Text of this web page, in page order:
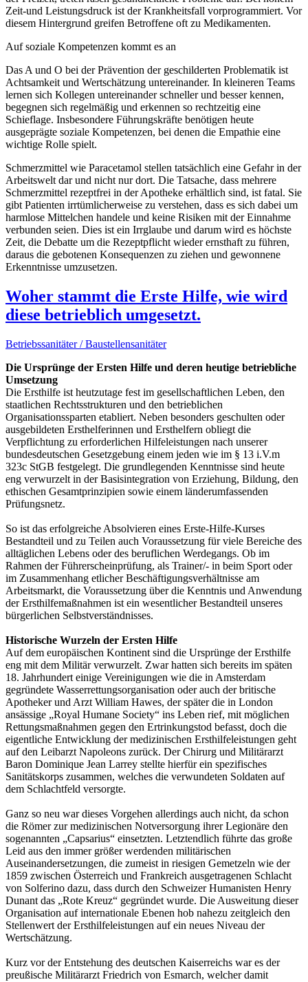
Zeit-und Leistungsdruck ist der Krankheitsfall vorprogrammiert. Vor
diesem Hintergrund greifen Betroffene oft zu Medikamenten.
Auf soziale Kompetenzen kommt es an
Das A und O bei der Prävention der geschilderten Problematik ist
Achtsamkeit und Wertschätzung untereinander. In kleineren Teams
lernen sich Kollegen untereinander schneller und besser kennen,
begegnen sich regelmäßig und erkennen so rechtzeitig eine
Schieflage. Insbesondere Führungskräfte benötigen heute
ausgeprägte soziale Kompetenzen, bei denen die Empathie eine
wichtige Rolle spielt.
Schmerzmittel wie Paracetamol stellen tatsächlich eine Gefahr in der
Arbeitswelt dar und nicht nur dort. Die Tatsache, dass mehrere
Schmerzmittel rezeptfrei in der Apotheke erhältlich sind, ist fatal. Sie
gibt Patienten irrtümlicherweise zu verstehen, dass es sich dabei um
harmlose Mittelchen handele und keine Risiken mit der Einnahme
verbunden seien. Dies ist ein Irrglaube und darum wird es höchste
Zeit, die Debatte um die Rezeptpflicht wieder ernsthaft zu führen,
daraus die gebotenen Konsequenzen zu ziehen und gewonnene
Erkenntnisse umzusetzen.
Woher stammt die Erste Hilfe, wie wird
diese betrieblich umgesetzt.
Betriebssanitäter / Baustellensanitäter
Die Ursprünge der Ersten Hilfe und deren heutige betriebliche
Umsetzung
Die Ersthilfe ist heutzutage fest im gesellschaftlichen Leben, den
staatlichen Rechtsstrukturen und den betrieblichen
Organisationssparten etabliert. Neben besonders geschulten oder
ausgebildeten Ersthelferinnen und Ersthelfern obliegt die
Verpflichtung zu erforderlichen Hilfeleistungen nach unserer
bundesdeutschen Gesetzgebung einem jeden wie im § 13 i.V.m
323c StGB festgelegt. Die grundlegenden Kenntnisse sind heute
eng verwurzelt in der Basisintegration von Erziehung, Bildung, den
ethischen Gesamtprinzipien sowie einem länderumfassenden
Prüfungsnetz.
So ist das erfolgreiche Absolvieren eines Erste-Hilfe-Kurses
Bestandteil und zu Teilen auch Voraussetzung für viele Bereiche des
alltäglichen Lebens oder des beruflichen Werdegangs. Ob im
Rahmen der Führerscheinprüfung, als Trainer/- in beim Sport oder
im Zusammenhang etlicher Beschäftigungsverhältnisse am
Arbeitsmarkt, die Voraussetzung über die Kenntnis und Anwendung
der Ersthilfemaßnahmen ist ein wesentlicher Bestandteil unseres
bürgerlichen Selbstverständnisses.
Historische Wurzeln der Ersten Hilfe
Auf dem europäischen Kontinent sind die Ursprünge der Ersthilfe
eng mit dem Militär verwurzelt. Zwar hatten sich bereits im späten
18. Jahrhundert einige Vereinigungen wie die in Amsterdam
gegründete Wasserrettungsorganisation oder auch der britische
Apotheker und Arzt William Hawes, der später die in London
ansässige „Royal Humane Society“ ins Leben rief, mit möglichen
Rettungsmaßnahmen gegen den Ertrinkungstod befasst, doch die
eigentliche Entwicklung der medizinischen Ersthilfeleistungen geht
auf den Leibarzt Napoleons zurück. Der Chirurg und Militärarzt
Baron Dominique Jean Larrey stellte hierfür ein spezifisches
Sanitätskorps zusammen, welches die verwundeten Soldaten auf
dem Schlachtfeld versorgte.
Ganz so neu war dieses Vorgehen allerdings auch nicht, da schon
die Römer zur medizinischen Notversorgung ihrer Legionäre den
sogenannten „Capsarius“ einsetzten. Letztendlich führte das große
Leid aus den immer größer werdenden militärischen
Auseinandersetzungen, die zumeist in riesigen Gemetzeln wie der
1859 zwischen Österreich und Frankreich ausgetragenen Schlacht
von Solferino dazu, dass durch den Schweizer Humanisten Henry
Dunant das „Rote Kreuz“ gegründet wurde. Die Ausweitung dieser
Organisation auf internationale Ebenen hob nahezu zeitgleich den
Stellenwert der Ersthilfeleistungen auf ein neues Niveau der
Wertschätzung.
Kurz vor der Entstehung des deutschen Kaiserreichs war es der
preußische Militärarzt Friedrich von Esmarch, welcher damit